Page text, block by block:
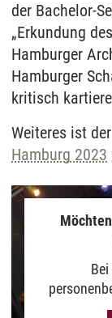
der Bachelor-
„Erkundung
Hamburger
Hamburger
kritisch
Weiteres ist der
Hamburg 2023
Google in